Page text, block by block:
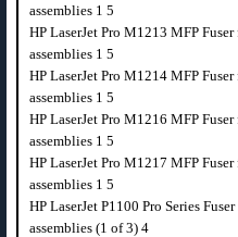
assemblies 1 5
HP LaserJet Pro M1213 MFP
assemblies 1 5
HP LaserJet Pro M1214 MFP
assemblies 1 5
HP LaserJet Pro M1216 MFP
assemblies 1 5
HP LaserJet Pro M1217 MFP
assemblies 1 5
HP LaserJet P1100 Pro Series
assemblies (1 of 3) 4